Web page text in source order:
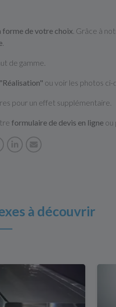
forme de votre choix . Grâce à
de gamme.
"Réalisation" ou voir les photos ci-
pour un effet supplémentaire.
formulaire de devis en ligne ou
à découvrir